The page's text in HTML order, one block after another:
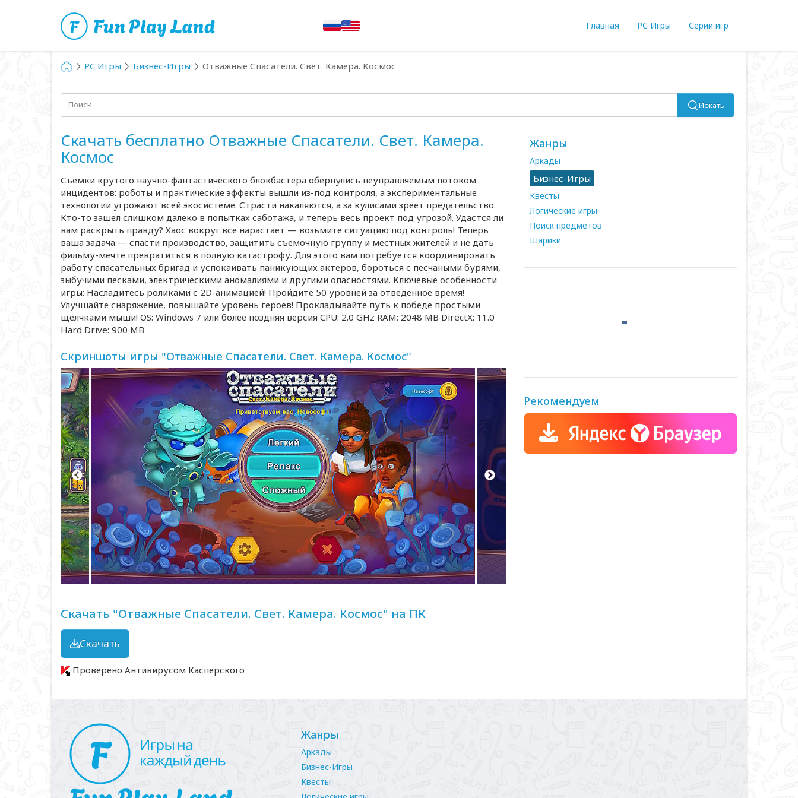
Главная PC Игры Серии игр
PC Игры Бизнес-Игры Отважные Спасатели. Свет. Камера. Космос
Поиск Искать
Скачать бесплатно Отважные Спасатели. Свет. Камера.
Космос
Съемки крутого научно-фантастического блокбастера обернулись неуправляемым потоком
инцидентов: роботы и практические эффекты вышли из-под контроля, а экспериментальные
технологии угрожают всей экосистеме. Страсти накаляются, а за кулисами зреет предательство.
Кто-то зашел слишком далеко в попытках саботажа, и теперь весь проект под угрозой. Удастся ли
вам раскрыть правду? Хаос вокруг все нарастает — возьмите ситуацию под контроль! Теперь
ваша задача — спасти производство, защитить съемочную группу и местных жителей и не дать
фильму-мечте превратиться в полную катастрофу. Для этого вам потребуется координировать
работу спасательных бригад и успокаивать паникующих актеров, бороться с песчаными бурями,
зыбучими песками, электрическими аномалиями и другими опасностями. Ключевые особенности
игры: Насладитесь роликами с 2D-анимацией! Пройдите 50 уровней за отведенное время!
Улучшайте снаряжение, повышайте уровень героев! Прокладывайте путь к победе простыми
щелчками мыши! OS: Windows 7 или более поздняя версия CPU: 2.0 GHz RAM: 2048 MB DirectX: 11.0
Hard Drive: 900 MB
Скриншоты игры "Отважные Спасатели. Свет. Камера. Космос"
Скачать "Отважные Спасатели. Свет. Камера. Космос" на ПК
Скачать
Проверено Антивирусом Касперского
Жанры
Аркады
Бизнес-Игры
Квесты
Логические игры
Поиск предметов
Шарики
Рекомендуем
Жанры
Аркады
Бизнес-Игры
Квесты